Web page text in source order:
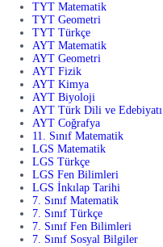
TYT Matematik
TYT Geometri
TYT Türkçe
AYT Matematik
AYT Geometri
AYT Fizik
AYT Kimya
AYT Biyoloji
AYT Türk Dili ve Edebiyatı
AYT Coğrafya
11. Sınıf Matematik
LGS Matematik
LGS Türkçe
LGS Fen Bilimleri
LGS İnkılap Tarihi
7. Sınıf Matematik
7. Sınıf Türkçe
7. Sınıf Fen Bilimleri
7. Sınıf Sosyal Bilgiler